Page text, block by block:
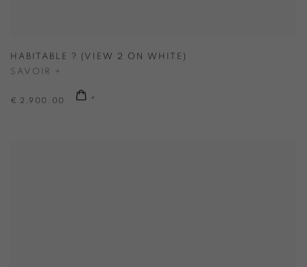
HABITABLE ? (VIEW 2 ON WHITE)
SAVOIR +
€ 2,900.00